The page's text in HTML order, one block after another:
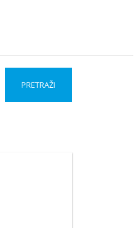
PRETRAŽI